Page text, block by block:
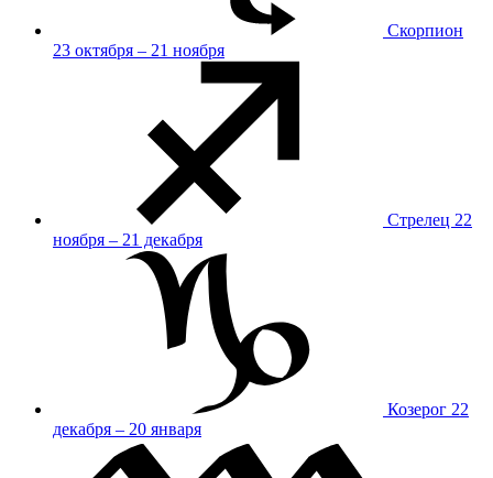
Скорпион
23 октября – 21 ноября
Стрелец 22
ноября – 21 декабря
Козерог 22
декабря – 20 января